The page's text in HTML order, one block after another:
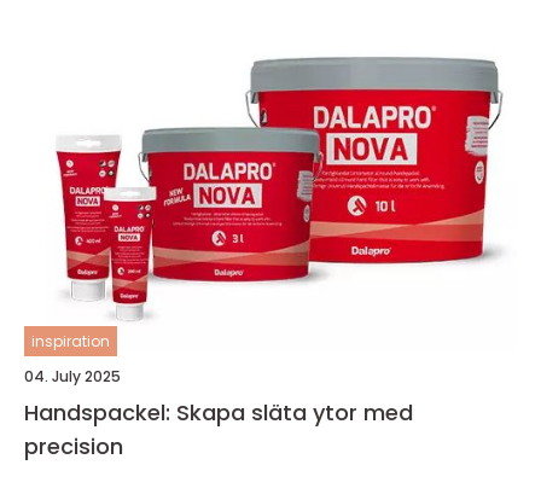
inspiration
04. July 2025
Handspackel: Skapa släta ytor med
precision